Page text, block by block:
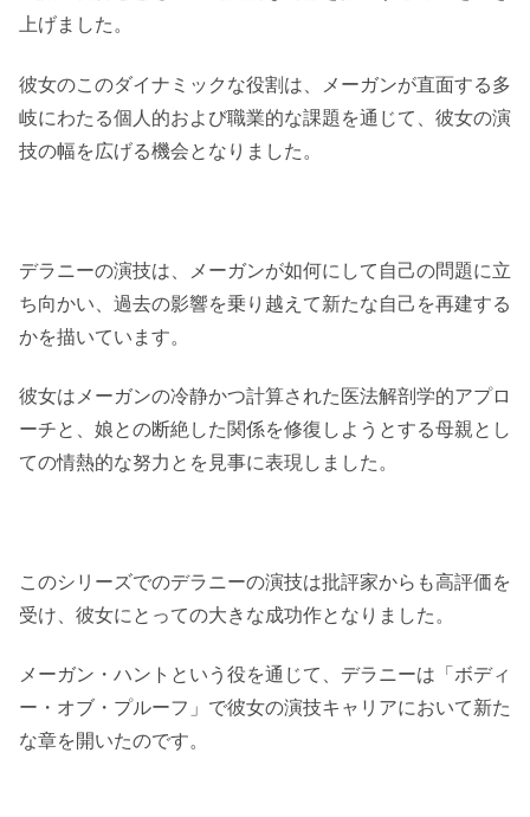
上げました。
彼女のこのダイナミックな役割は、メーガンが直面する多
岐にわたる個人的および職業的な課題を通じて、彼女の演
技の幅を広げる機会となりました。
デラニーの演技は、メーガンが如何にして自己の問題に立
ち向かい、過去の影響を乗り越えて新たな自己を再建する
かを描いています。
彼女はメーガンの冷静かつ計算された医法解剖学的アプロ
ーチと、娘との断絶した関係を修復しようとする母親とし
ての情熱的な努力とを見事に表現しました。
このシリーズでのデラニーの演技は批評家からも高評価を
受け、彼女にとっての大きな成功作となりました。
メーガン・ハントという役を通じて、デラニーは「ボディ
ー・オブ・プルーフ」で彼女の演技キャリアにおいて新た
な章を開いたのです。